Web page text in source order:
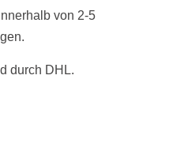
von 2-5
durch DHL.